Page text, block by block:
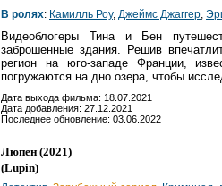
В ролях: Камилль Роу, Джеймс Джаггер
Видеоблогеры Тина и Бен
заброшенные здания. Решив
регион на юго-западе Франции,
погружаются на дно озера, чтобы
Дата выхода фильма: 18.07.2021
Дата добавления: 27.12.2021
Последнее обновление: 03.06.2022
Люпен (2021)
(Lupin)